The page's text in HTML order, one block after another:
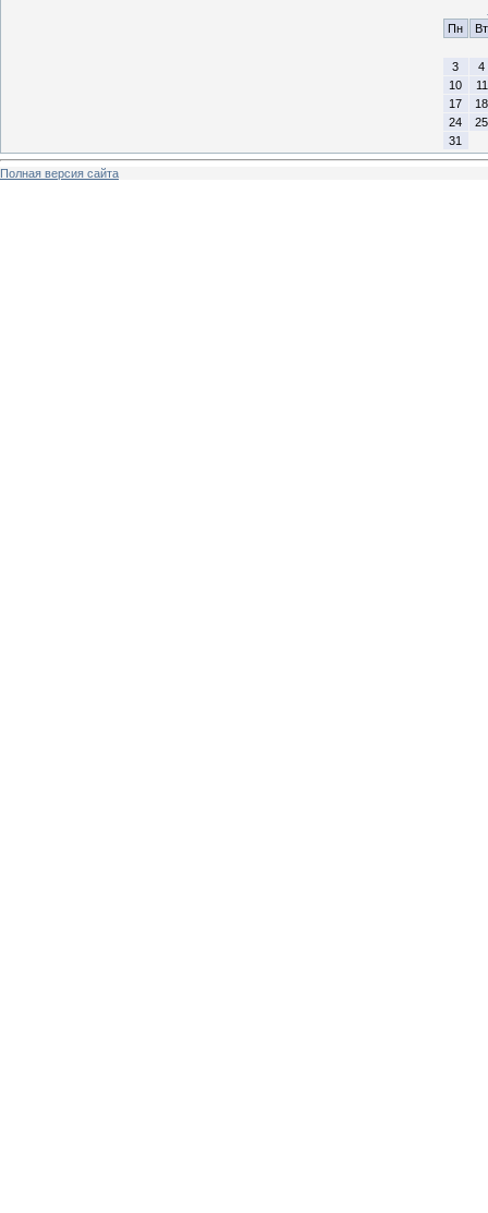
Пн
Вт
3
4
10
11
17
18
24
25
31
Полная версия сайта